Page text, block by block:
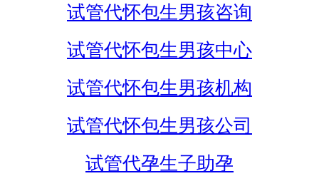
试管代怀包生男孩咨询
试管代怀包生男孩中心
试管代怀包生男孩机构
试管代怀包生男孩公司
试管代孕生子助孕